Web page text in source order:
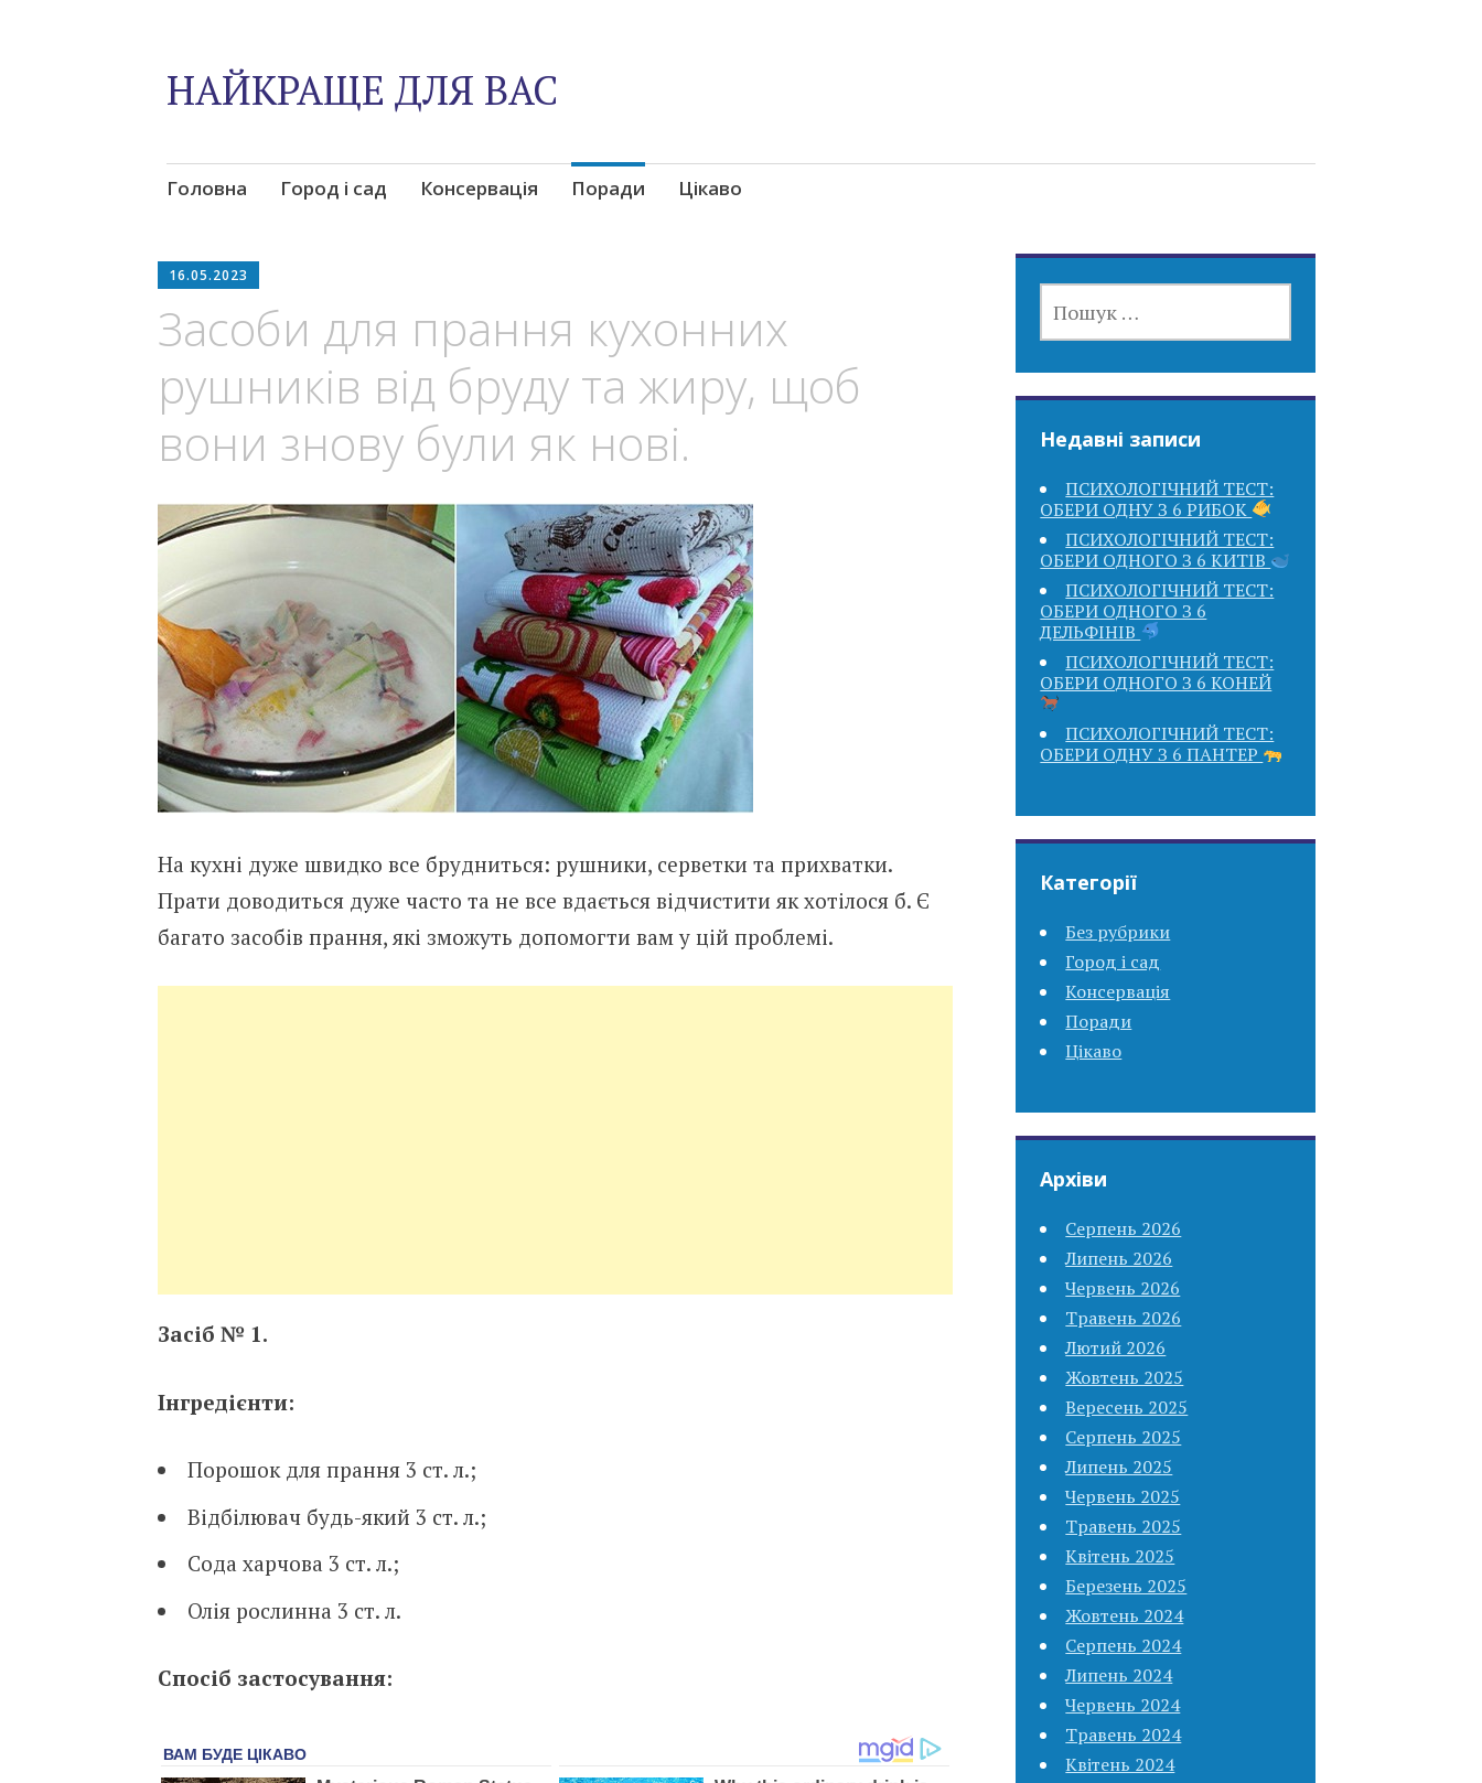
НАЙКРАЩЕ ДЛЯ ВАС
Skip
Головна Город і сад Консервація Поради Цікаво
16.05.2023
Засоби для прання кухонних
рушників від бруду та жиру, щоб
вони знову були як нові.
На кухні дуже швидко все брудниться: рушники, серветки та прихватки.
Прати доводиться дуже часто та не все вдається відчистити як хотілося б. Є
багато засобів прання, які зможуть допомогти вам у цій проблемі.
Засіб № 1.
Інгредієнти:
Порошок для прання 3 ст. л.;
Відбілювач будь-який 3 ст. л.;
Сода харчова 3 ст. л.;
Олія рослинна ​​3 ст. л.
Спосіб застосування:
Недавні записи
ПСИХОЛОГІЧНИЙ ТЕСТ:
ОБЕРИ ОДНУ З 6 РИБОК
ПСИХОЛОГІЧНИЙ ТЕСТ:
ОБЕРИ ОДНОГО З 6 КИТІВ
ПСИХОЛОГІЧНИЙ ТЕСТ:
ОБЕРИ ОДНОГО З 6
ДЕЛЬФІНІВ
ПСИХОЛОГІЧНИЙ ТЕСТ:
ОБЕРИ ОДНОГО З 6 КОНЕЙ
ПСИХОЛОГІЧНИЙ ТЕСТ:
ОБЕРИ ОДНУ З 6 ПАНТЕР
Категорії
Без рубрики
Город і сад
Консервація
Поради
Цікаво
Архіви
Серпень 2026
Липень 2026
Червень 2026
Травень 2026
Лютий 2026
Жовтень 2025
Вересень 2025
Серпень 2025
Липень 2025
Червень 2025
Травень 2025
Квітень 2025
Березень 2025
Жовтень 2024
Серпень 2024
Липень 2024
Червень 2024
Травень 2024
Квітень 2024